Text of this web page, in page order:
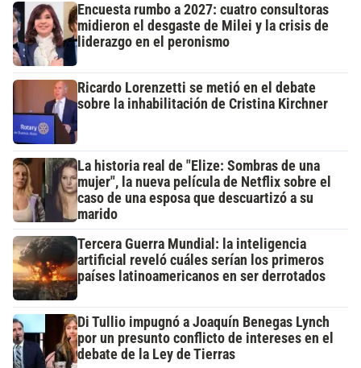
Encuesta rumbo a 2027: cuatro consultoras
midieron el desgaste de Milei y la crisis de
liderazgo en el peronismo
Ricardo Lorenzetti se metió en el debate
sobre la inhabilitación de Cristina Kirchner
La historia real de "Elize: Sombras de una
mujer", la nueva película de Netflix sobre el
caso de una esposa que descuartizó a su
marido
Tercera Guerra Mundial: la inteligencia
artificial reveló cuáles serían los primeros
países latinoamericanos en ser derrotados
Di Tullio impugnó a Joaquín Benegas Lynch
por un presunto conflicto de intereses en el
debate de la Ley de Tierras